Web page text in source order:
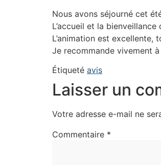
Nous avons séjourné cet
L’accueil et la
L’animation est
Je recommande vivement
Étiqueté avis
Laisser un
Votre adresse e-mail ne
Commentaire *